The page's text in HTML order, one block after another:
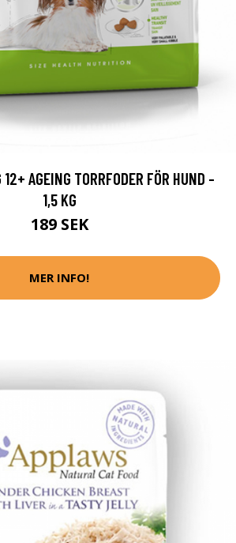
AGEING TORRFODER FÖR HUND -
1,5 KG
189 SEK
MER INFO!